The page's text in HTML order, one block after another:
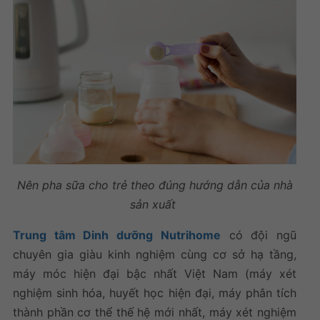
Nên pha sữa cho trẻ theo đúng hướng dẫn của nhà
sản xuất
Trung tâm Dinh dưỡng Nutrihome có đội ngũ
chuyên gia giàu kinh nghiệm cùng cơ sở hạ tầng,
máy móc hiện đại bậc nhất Việt Nam (máy xét
nghiệm sinh hóa, huyết học hiện đại, máy phân tích
thành phần cơ thể thế hệ mới nhất, máy xét nghiệm